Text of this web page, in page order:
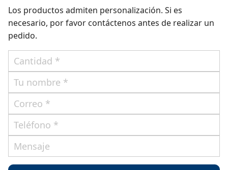
Los productos admiten personalización. Si es
necesario, por favor contáctenos antes de realizar un
pedido.